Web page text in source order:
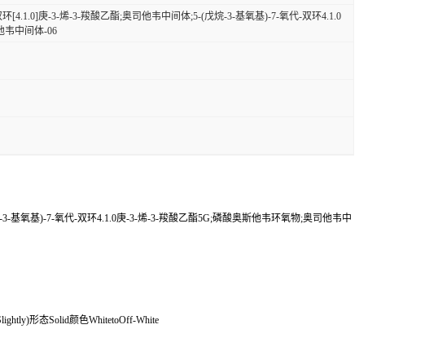
[4.1.0]庚-3-烯-3-羧酸乙酯;奥司他韦中间体;5-(戊烷-3-基氧基)-7-氧代-双环4.1.0
韦中间体-06
基氧基)-7-氧代-双环4.1.0庚-3-烯-3-羧酸乙酯5G;磷酸奥斯他韦环氧物;奥司他韦中
形态Solid颜色WhitetoOff-White